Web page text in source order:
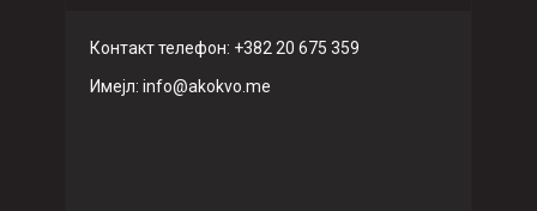
Контакт телефон: +382 20 675 359
Имeјл: info@akokvo.me